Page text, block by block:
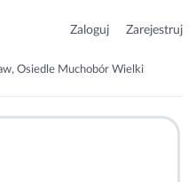
Zaloguj Zarejestruj
Osiedle Muchobór Wielki